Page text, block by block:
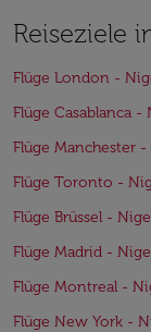
Reiseziele
Flüge London -
Flüge Casablanca -
Flüge Manchester
Flüge Toronto -
Flüge Brüssel -
Flüge Madrid -
Flüge Montreal -
Flüge New York -